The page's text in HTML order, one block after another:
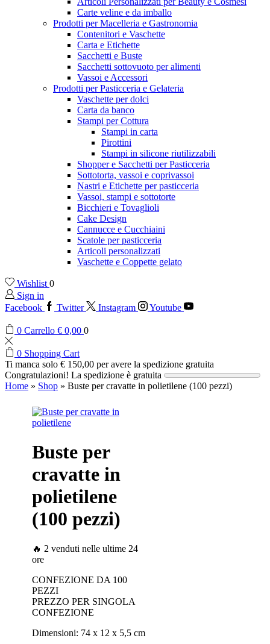
Carte veline e da imballo
Prodotti per Macelleria e Gastronomia
Contenitori e Vaschette
Carta e Etichette
Sacchetti e Buste
Sacchetti sottovuoto per alimenti
Vassoi e Accessori
Prodotti per Pasticceria e Gelateria
Vaschette per dolci
Carta da banco
Stampi per Cottura
Stampi in carta
Pirottini
Stampi in silicone riutilizzabili
Shopper e Sacchetti per Pasticceria
Sottotorta, vassoi e coprivassoi
Nastri e Etichette per pasticceria
Vassoi, stampi e sottotorte
Bicchieri e Tovaglioli
Cake Design
Cannucce e Cucchiaini
Scatole per pasticceria
Articoli personalizzati
Vaschette e Coppette gelato
Wishlist 0
Sign in
Facebook
Twitter Instagram Youtube
0 Carrello € 0,00 0
0 Shopping Cart
Ti manca solo € 150,00 per avere la spedizione gratuita
Congratulazioni! La spedizione è gratuita
Home » Shop » Buste per cravatte in polietilene (100 pezzi)
Buste per
cravatte in
polietilene
(100 pezzi)
🔥 2 venduti nelle ultime 24
ore
CONFEZIONE DA 100
PEZZI
PREZZO PER SINGOLA
CONFEZIONE
Dimensioni: 74 x 12 x 5,5 cm